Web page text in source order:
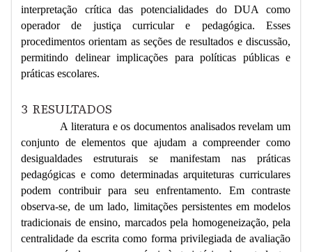
interpretação crítica das potencialidades do DUA como
operador de justiça curricular e pedagógica. Esses
procedimentos orientam as seções de resultados e discussão,
permitindo delinear implicações para políticas públicas e
práticas escolares.
3 RESULTADOS
A literatura e os documentos analisados revelam um
conjunto de elementos que ajudam a compreender como
desigualdades estruturais se manifestam nas práticas
pedagógicas e como determinadas arquiteturas curriculares
podem contribuir para seu enfrentamento. Em contraste
observa-se, de um lado, limitações persistentes em modelos
tradicionais de ensino, marcados pela homogeneização, pela
centralidade da escrita como forma privilegiada de avaliação